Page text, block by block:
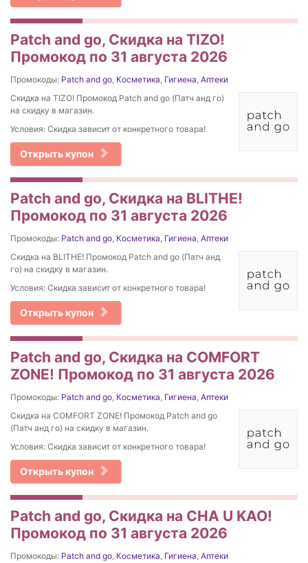
Patch and go, Скидка на TIZO!
Промокод по 31 августа 2026
Промокоды: Patch and go, Косметика, Гигиена, Аптеки
Скидка на TIZO! Промокод Patch and go (Патч анд го)
на скидку в магазин.
Условия: Скидка зависит от конкретного товара!
Открыть купон
Patch and go, Скидка на BLITHE!
Промокод по 31 августа 2026
Промокоды: Patch and go, Косметика, Гигиена, Аптеки
Скидка на BLITHE! Промокод Patch and go (Патч анд
го) на скидку в магазин.
Условия: Скидка зависит от конкретного товара!
Открыть купон
Patch and go, Скидка на COMFORT
ZONE! Промокод по 31 августа 2026
Промокоды: Patch and go, Косметика, Гигиена, Аптеки
Скидка на COMFORT ZONE! Промокод Patch and go
(Патч анд го) на скидку в магазин.
Условия: Скидка зависит от конкретного товара!
Открыть купон
Patch and go, Скидка на CHA U KAO!
Промокод по 31 августа 2026
Промокоды: Patch and go, Косметика, Гигиена, Аптеки